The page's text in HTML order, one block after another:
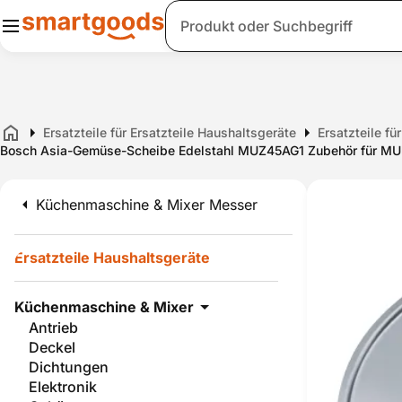
Suche
Home Ersatzteile für Ersatzteile Haushaltsgeräte
Ersatzteile
Bosch Asia-Gemüse-Scheibe Edelstahl MUZ45AG1 Zubehör für
Küchenmaschine & Mixer Messer
Ersatzteile Haushaltsgeräte
Küchenmaschine & Mixer
Antrieb
Deckel
Dichtungen
Elektronik